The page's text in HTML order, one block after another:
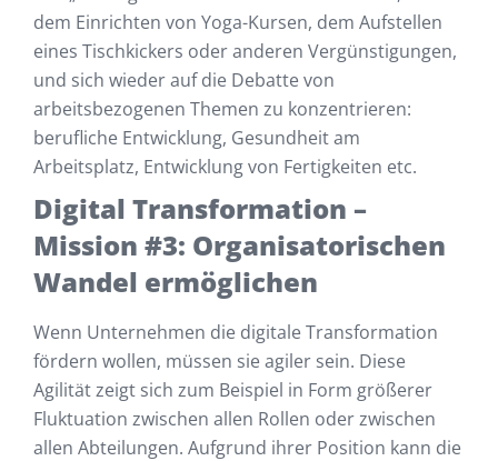
dem Einrichten von Yoga-Kursen, dem Aufstellen
eines Tischkickers oder anderen Vergünstigungen,
und sich wieder auf die Debatte von
arbeitsbezogenen Themen zu konzentrieren:
berufliche Entwicklung, Gesundheit am
Arbeitsplatz, Entwicklung von Fertigkeiten etc.
Digital Transformation –
Mission #3: Organisatorischen
Wandel ermöglichen
Wenn Unternehmen die digitale Transformation
fördern wollen, müssen sie agiler sein. Diese
Agilität zeigt sich zum Beispiel in Form größerer
Fluktuation zwischen allen Rollen oder zwischen
allen Abteilungen. Aufgrund ihrer Position kann die